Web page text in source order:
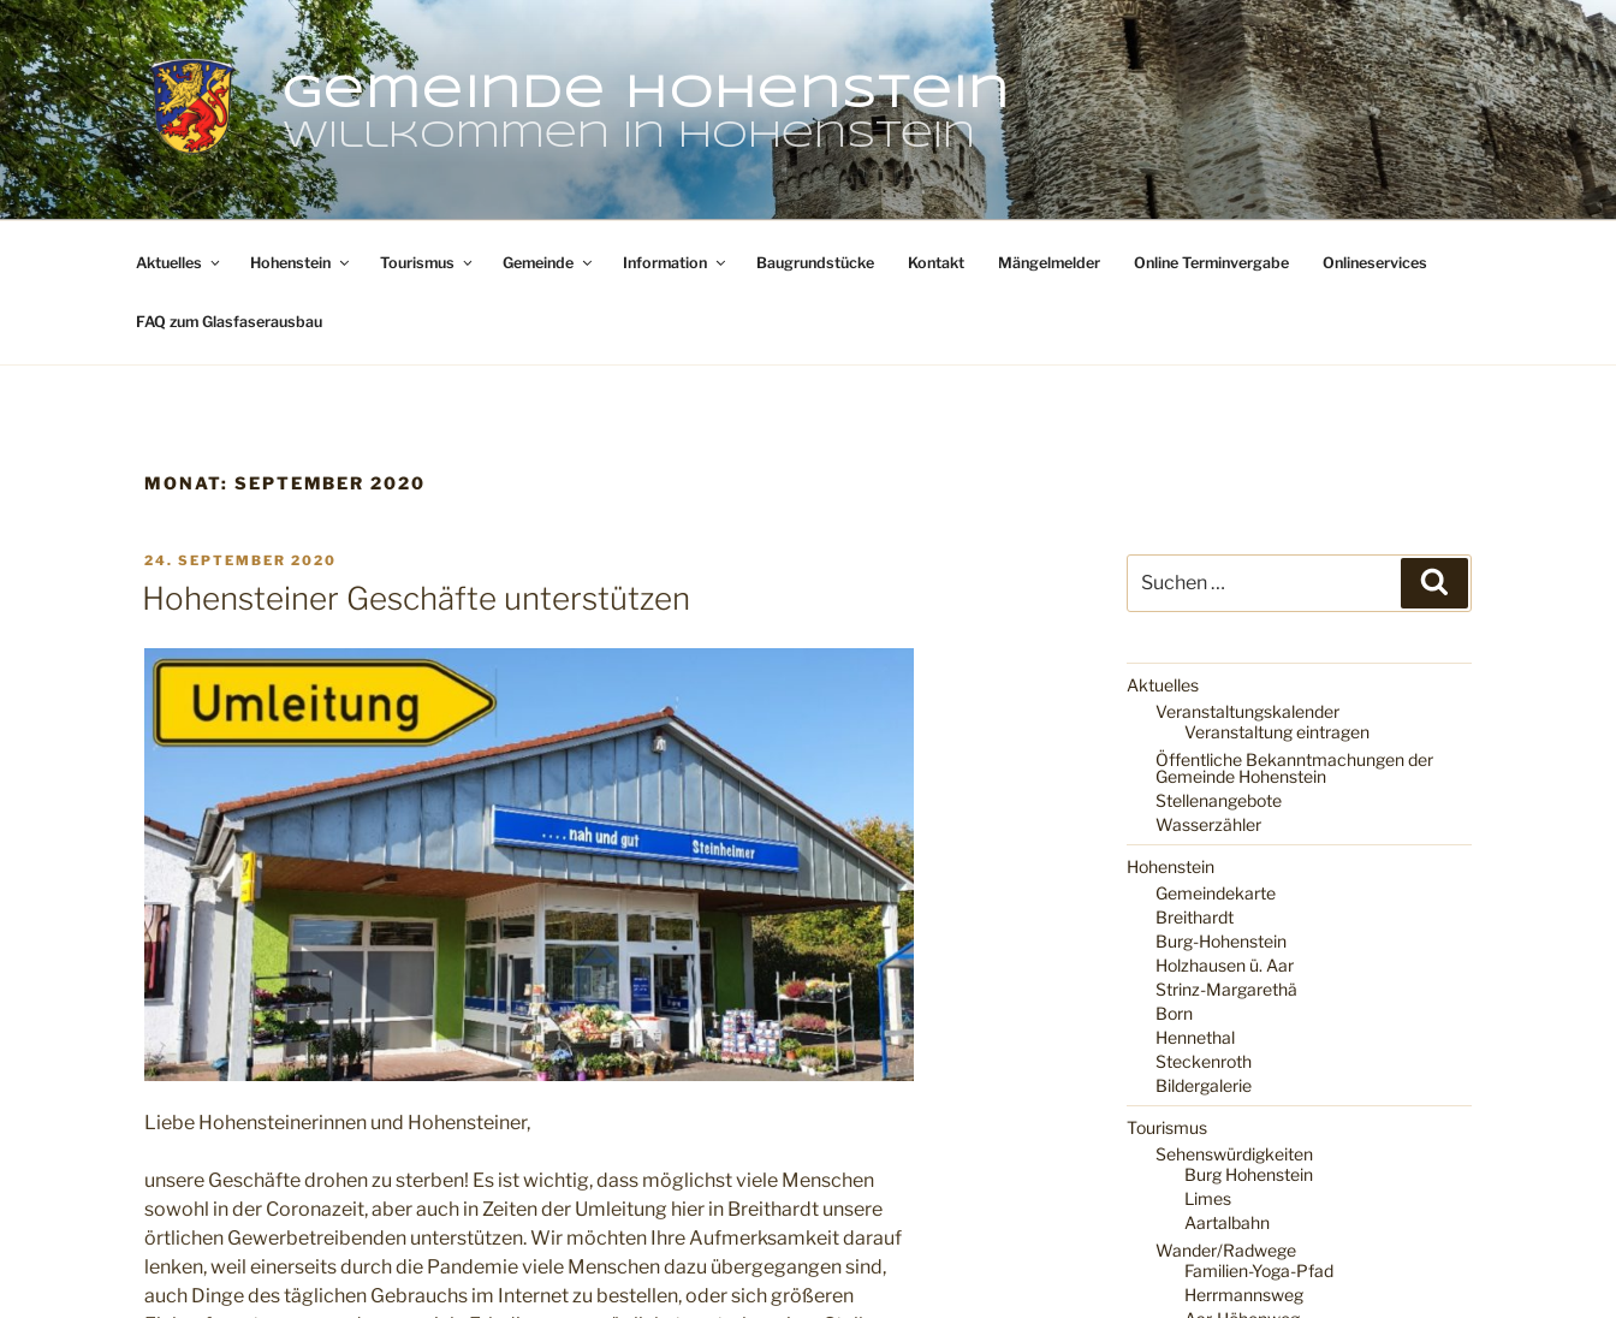
Zum
Inhalt
springen
Gemeinde Hohenstein
Willkommen in Hohenstein
Aktuelles Hohenstein Tourismus Gemeinde Information Baugrundstücke Kontakt Mängelmelder Online Terminvergabe Onlineservices
FAQ zum Glasfaserausbau
MONAT: SEPTEMBER 2020
VERÖFFENTLICHT
AM
24. SEPTEMBER 2020
Hohensteiner Geschäfte unterstützen
Liebe Hohensteinerinnen und Hohensteiner,
unsere Geschäfte drohen zu sterben! Es ist wichtig, dass möglichst viele Menschen
sowohl in der Coronazeit, aber auch in Zeiten der Umleitung hier in Breithardt unsere
örtlichen Gewerbetreibenden unterstützen. Wir möchten Ihre Aufmerksamkeit darauf
lenken, weil einerseits durch die Pandemie viele Menschen dazu übergegangen sind,
auch Dinge des täglichen Gebrauchs im Internet zu bestellen, oder sich größeren
nach:
Aktuelles
Veranstaltungskalender
Veranstaltung eintragen
Öffentliche Bekanntmachungen der
Gemeinde Hohenstein
Stellenangebote
Wasserzähler
Hohenstein
Gemeindekarte
Breithardt
Burg-Hohenstein
Holzhausen ü. Aar
Strinz-Margarethä
Born
Hennethal
Steckenroth
Bildergalerie
Tourismus
Sehenswürdigkeiten
Burg Hohenstein
Limes
Aartalbahn
Wander/Radwege
Familien-Yoga-Pfad
Herrmannsweg